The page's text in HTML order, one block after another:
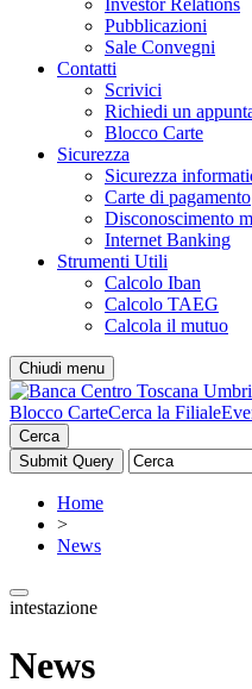
Investor Relations
Pubblicazioni
Sale Convegni
Contatti
Scrivici
Richiedi un
Blocco Carte
Sicurezza
Sicurezza
Carte di pagamento
Disconoscimento
Internet Banking
Strumenti Utili
Calcolo Iban
Calcolo TAEG
Calcola il mutuo
Chiudi menu
Blocco CarteCerca la Filiale
Cerca
Home
>
News
intestazione
News